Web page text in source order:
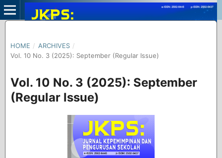
HOME / ARCHIVES /
Vol. 10 No. 3 (2025): September (Regular Issue)
Vol. 10 No. 3 (2025): September
(Regular Issue)